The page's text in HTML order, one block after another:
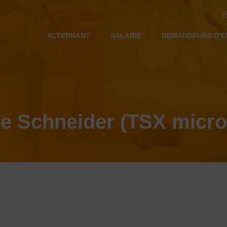
ALTERNANT SALARIÉ DEMANDEURS
Schneider (TSX